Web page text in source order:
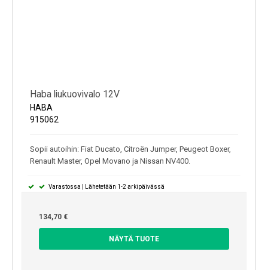
Haba liukuovivalo 12V
HABA
915062
Sopii autoihin: Fiat Ducato, Citroën Jumper, Peugeot Boxer,
Renault Master, Opel Movano ja Nissan NV400.
Varastossa | Lähetetään 1-2 arkipäivässä
134,70 €
NÄYTÄ TUOTE